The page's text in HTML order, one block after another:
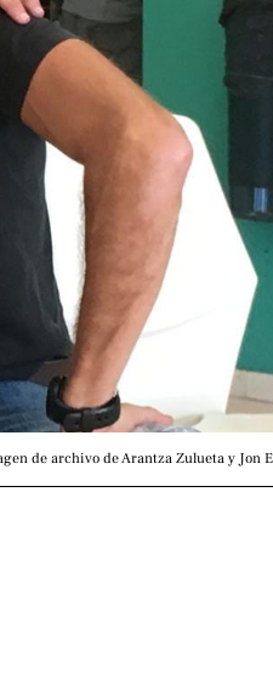
de archivo de Arantza Zulueta y Jon